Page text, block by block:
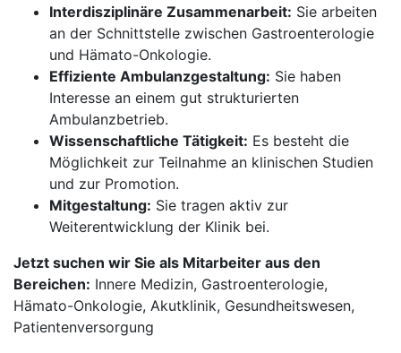
Interdisziplinäre Zusammenarbeit: Sie arbeiten
an der Schnittstelle zwischen Gastroenterologie
und Hämato-Onkologie.
Effiziente Ambulanzgestaltung: Sie haben
Interesse an einem gut strukturierten
Ambulanzbetrieb.
Wissenschaftliche Tätigkeit: Es besteht die
Möglichkeit zur Teilnahme an klinischen Studien
und zur Promotion.
Mitgestaltung: Sie tragen aktiv zur
Weiterentwicklung der Klinik bei.
Jetzt suchen wir Sie als Mitarbeiter aus den
Bereichen: Innere Medizin, Gastroenterologie,
Hämato-Onkologie, Akutklinik, Gesundheitswesen,
Patientenversorgung